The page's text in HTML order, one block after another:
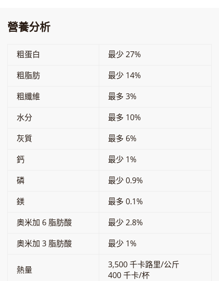
營養分析
粗蛋白
最少 27%
粗脂肪
最少 14%
粗纖維
最多 3%
水分
最多 10%
灰質
最多 6%
鈣
最少 1%
磷
最少 0.9%
鎂
最多 0.1%
奧米加 6 脂肪酸
最少 2.8%
奧米加 3 脂肪酸
最少 1%
熱量
3,500 千卡路里/公斤
400 千卡/杯